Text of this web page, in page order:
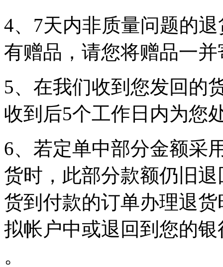
4、7天内非质量问题的
有赠品，请您将赠品一并
5、在我们收到您发回的
收到后5个工作日内为您
6、若定单中部分金额采
货时，此部分款额仍旧
货到付款的订单办理退
拟帐户中或退回到您的
。